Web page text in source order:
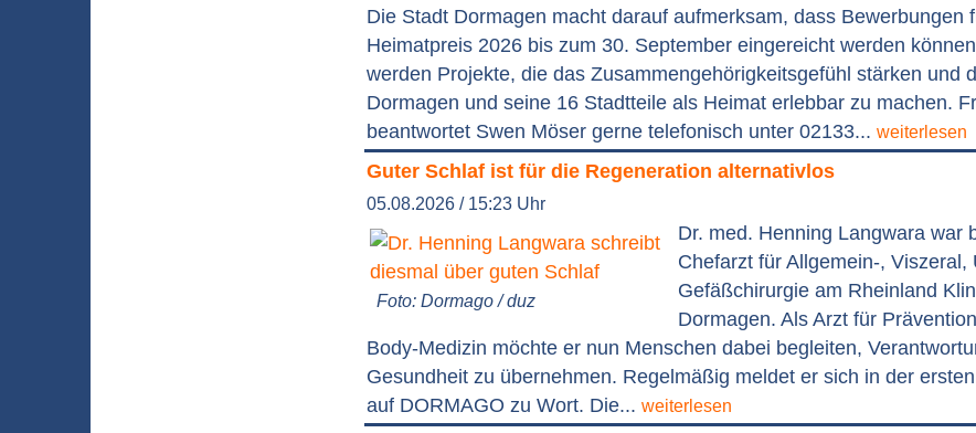
Die Stadt Dormagen macht darauf aufmerksam, dass Bewerbungen
Heimatpreis 2026 bis zum 30. September eingereicht werden
werden Projekte, die das Zusammengehörigkeitsgefühl stärken und
Dormagen und seine 16 Stadtteile als Heimat erlebbar zu machen.
beantwortet Swen Möser gerne telefonisch unter 02133... weiterlesen
Guter Schlaf ist für die Regeneration alternativlos
05.08.2026 / 15:23 Uhr
Foto: Dormago / duz
Dr. med. Henning Langwara war
Chefarzt für Allgemein-, Viszeral,
Gefäßchirurgie am Rheinland
Dormagen. Als Arzt für
Body-Medizin möchte er nun Menschen dabei begleiten,
Gesundheit zu übernehmen. Regelmäßig meldet er sich in der
auf DORMAGO zu Wort. Die... weiterlesen